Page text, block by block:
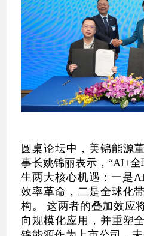
圆桌论坛中，美锦能源
事长姚锦丽表示，“AI+
生两大核心机遇：一是
效率革命，二是全球化
构。 这两者的叠加效应
向规模化应用，并重塑